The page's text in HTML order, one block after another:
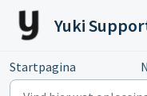
Doorgaan naar
Yuki
Startpagina